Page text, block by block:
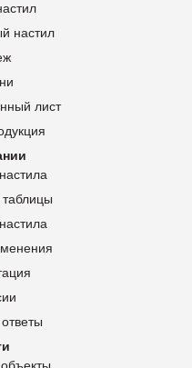
настил
лист
таблицы